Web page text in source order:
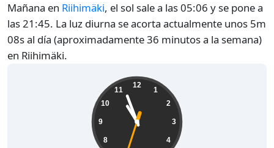
Mañana en Riihimäki, el sol sale a las 05:06 y se pone a
las 21:45. La luz diurna se acorta actualmente unos 5m
08s al día (aproximadamente 36 minutos a la semana)
en Riihimäki.
12
1
2
3
4
8
9
10
11